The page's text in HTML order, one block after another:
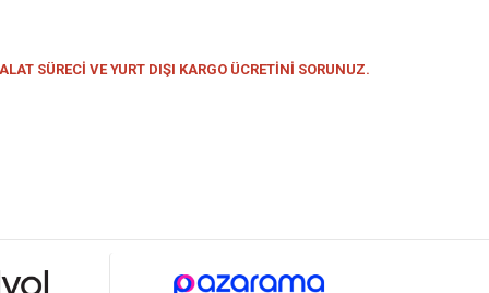
SÜRECİ VE YURT DIŞI KARGO ÜCRETİNİ SORUNUZ.